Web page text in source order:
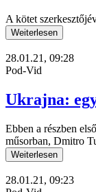
A kötet
Weiterlesen
28.01.21, 09:28
Pod-Vid
Ukrajna:
Ebben a részben
műsorban, Dmitro
Weiterlesen
28.01.21, 09:23